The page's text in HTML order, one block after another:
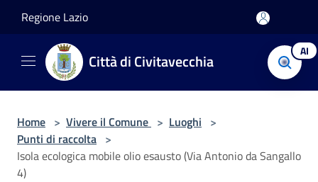
Regione Lazio
Città di Civitavecchia AI
Home > Vivere il Comune > Luoghi >
Punti di raccolta >
Isola ecologica mobile olio esausto (Via Antonio da Sangallo
4)